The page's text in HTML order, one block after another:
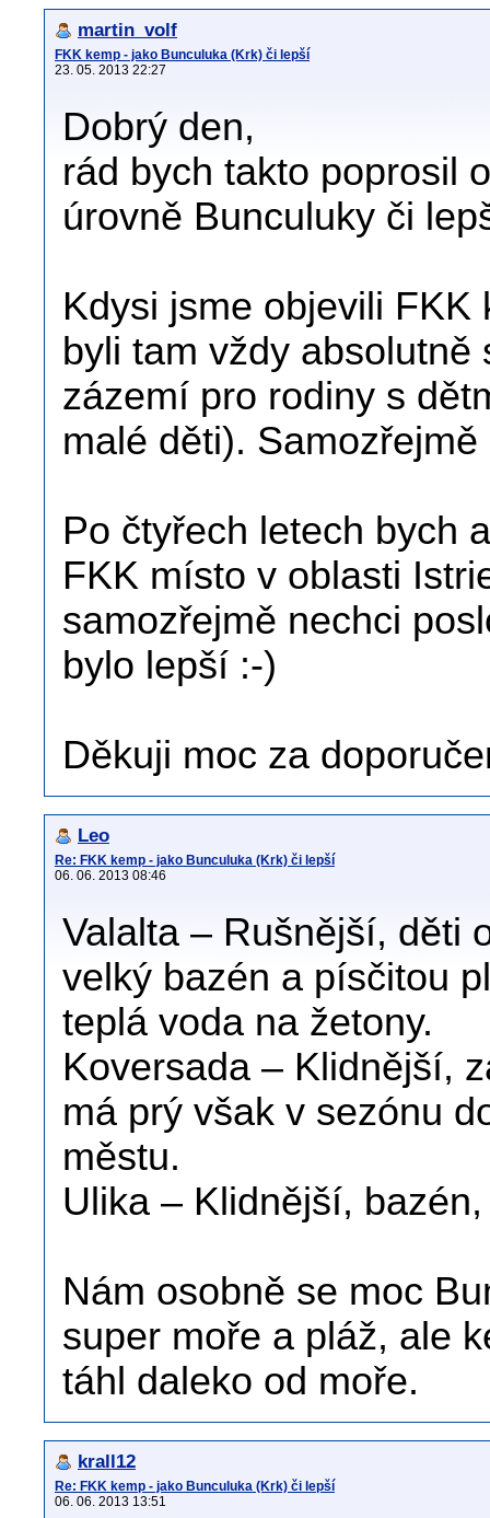
martin_volf
FKK kemp - jako Bunculuka (Krk) či lepší
23. 05. 2013 22:27
Dobrý den,
rád bych takto poprosil
úrovně Bunculuky či
Kdysi jsme objevili
byli tam vždy
zázemí pro rodiny s
malé děti).
Po čtyřech letech bych
FKK místo v oblasti
samozřejmě nechci
bylo lepší :-)
Děkuji moc za
Leo
Re: FKK kemp - jako Bunculuka (Krk) či lepší
06. 06. 2013 08:46
Valalta – Rušnější, děti
velký bazén a písčitou
teplá voda na žetony.
Koversada – Klidnější,
má prý však v sezónu
městu.
Ulika – Klidnější,
Nám osobně se moc
super moře a pláž, ale
táhl daleko od moře.
krall12
Re: FKK kemp - jako Bunculuka (Krk) či lepší
06. 06. 2013 13:51